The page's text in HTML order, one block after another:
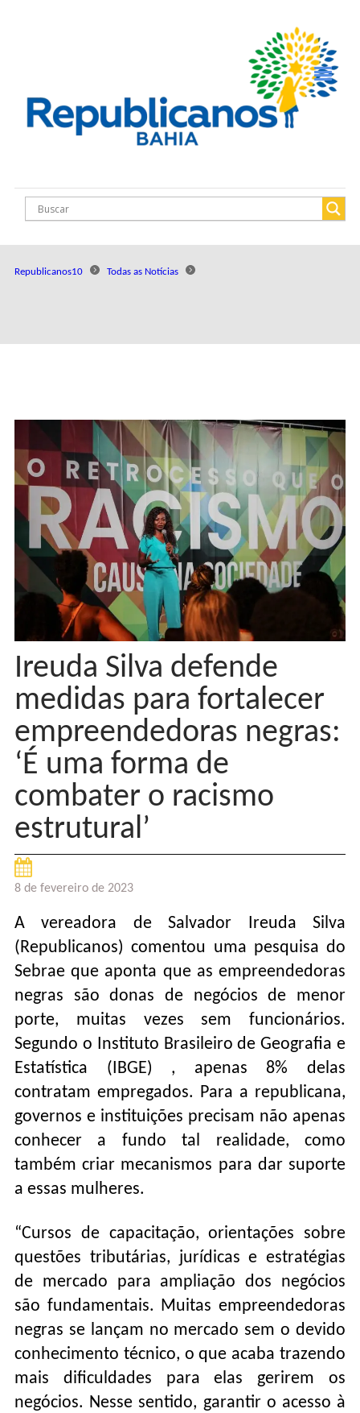
Republicanos10 Todas as Notícias
Ireuda Silva defende
medidas para fortalecer
empreendedoras negras:
‘É uma forma de
combater o racismo
estrutural’
8 de fevereiro de 2023
A vereadora de Salvador Ireuda Silva
(Republicanos) comentou uma pesquisa do
Sebrae que aponta que as empreendedoras
negras são donas de negócios de menor
porte, muitas vezes sem funcionários.
Segundo o Instituto Brasileiro de Geografia e
Estatística (IBGE) , apenas 8% delas
contratam empregados. Para a republicana,
governos e instituições precisam não apenas
conhecer a fundo tal realidade, como
também criar mecanismos para dar suporte
a essas mulheres.
“Cursos de capacitação, orientações sobre
questões tributárias, jurídicas e estratégias
de mercado para ampliação dos negócios
são fundamentais. Muitas empreendedoras
negras se lançam no mercado sem o devido
conhecimento técnico, o que acaba trazendo
mais dificuldades para elas gerirem os
negócios. Nesse sentido, garantir o acesso à